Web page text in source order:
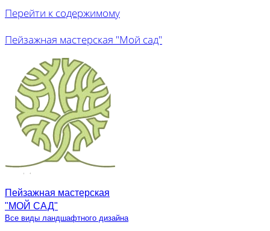
Перейти к содержимому
Пейзажная мастерская "Мой сад"
Пейзажная мастерская
"МОЙ САД"
Все виды ландшафтного дизайна